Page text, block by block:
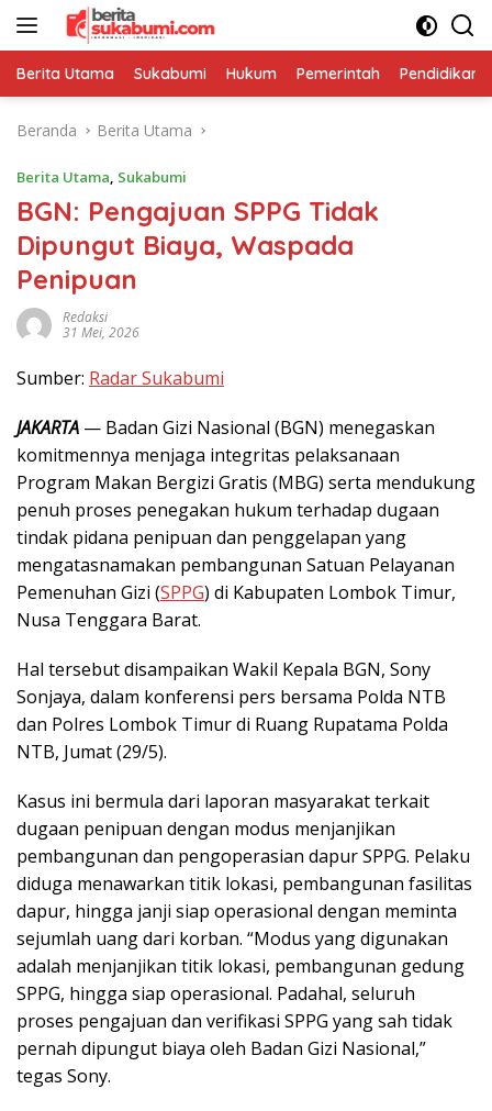
Langsung
Berita Utama Sukabumi Hukum Pemerintah Pendidikan
Beranda Berita Utama
Berita Utama, Sukabumi
BGN: Pengajuan SPPG Tidak
Dipungut Biaya, Waspada
Penipuan
Redaksi
31 Mei, 2026
Sumber: Radar Sukabumi
JAKARTA — Badan Gizi Nasional (BGN) menegaskan
komitmennya menjaga integritas pelaksanaan
Program Makan Bergizi Gratis (MBG) serta mendukung
penuh proses penegakan hukum terhadap dugaan
tindak pidana penipuan dan penggelapan yang
mengatasnamakan pembangunan Satuan Pelayanan
Pemenuhan Gizi (SPPG) di Kabupaten Lombok Timur,
Nusa Tenggara Barat.
Hal tersebut disampaikan Wakil Kepala BGN, Sony
Sonjaya, dalam konferensi pers bersama Polda NTB
dan Polres Lombok Timur di Ruang Rupatama Polda
NTB, Jumat (29/5).
Kasus ini bermula dari laporan masyarakat terkait
dugaan penipuan dengan modus menjanjikan
pembangunan dan pengoperasian dapur SPPG. Pelaku
diduga menawarkan titik lokasi, pembangunan fasilitas
dapur, hingga janji siap operasional dengan meminta
sejumlah uang dari korban. “Modus yang digunakan
adalah menjanjikan titik lokasi, pembangunan gedung
SPPG, hingga siap operasional. Padahal, seluruh
proses pengajuan dan verifikasi SPPG yang sah tidak
pernah dipungut biaya oleh Badan Gizi Nasional,”
tegas Sony.